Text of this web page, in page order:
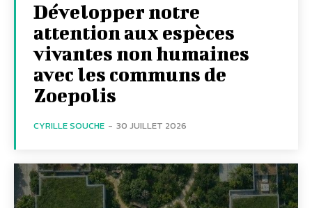
Développer notre
attention aux espèces
vivantes non humaines
avec les communs de
Zoepolis
CYRILLE SOUCHE - 30 JUILLET 2026